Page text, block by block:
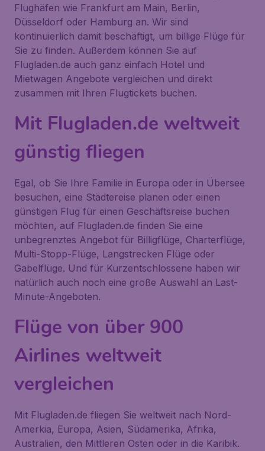
Flughäfen wie Frankfurt am Main, Berlin,
Düsseldorf oder Hamburg an. Wir sind
kontinuierlich damit beschäftigt, um billige Flüge für
Sie zu finden. Außerdem können Sie auf
Flugladen.de auch ganz einfach Hotel und
Mietwagen Angebote vergleichen und direkt
zusammen mit Ihren Flugtickets buchen.
Mit Flugladen.de weltweit
günstig fliegen
Egal, ob Sie Ihre Familie in Europa oder in Übersee
besuchen, eine Städtereise planen oder einen
günstigen Flug für einen Geschäftsreise buchen
möchten, auf Flugladen.de finden Sie eine
unbegrenztes Angebot für Billigflüge, Charterflüge,
Multi-Stopp-Flüge, Langstrecken Flüge oder
Gabelflüge. Und für Kurzentschlossene haben wir
natürlich auch noch eine große Auswahl an Last-
Minute-Angeboten.
Flüge von über 900
Airlines weltweit
vergleichen
Mit Flugladen.de fliegen Sie weltweit nach Nord-
Amerkia, Europa, Asien, Südamerika, Afrika,
Australien, den Mittleren Osten oder in die Karibik.